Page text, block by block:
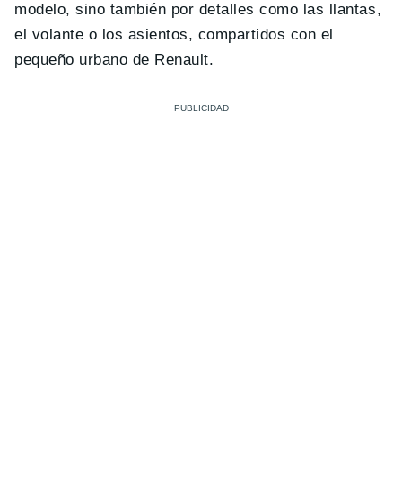
modelo, sino también por detalles como las llantas,
el volante o los asientos, compartidos con el
pequeño urbano de Renault.